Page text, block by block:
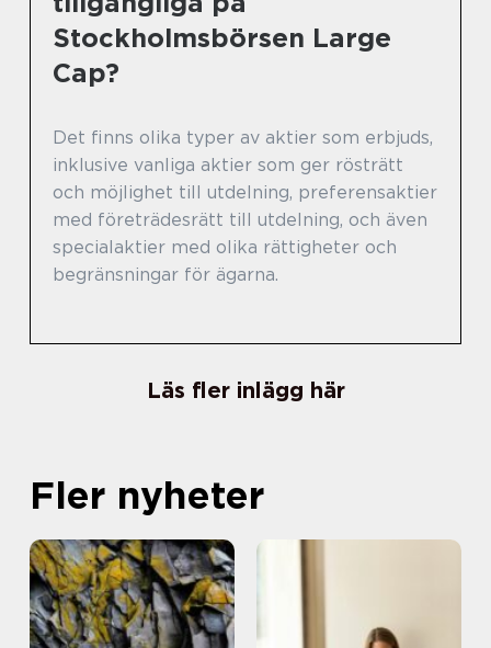
Stockholmsbörsen Large
Cap?
Det finns olika typer av aktier som erbjuds,
inklusive vanliga aktier som ger rösträtt
och möjlighet till utdelning, preferensaktier
med företrädesrätt till utdelning, och även
specialaktier med olika rättigheter och
begränsningar för ägarna.
Läs fler inlägg här
Fler nyheter